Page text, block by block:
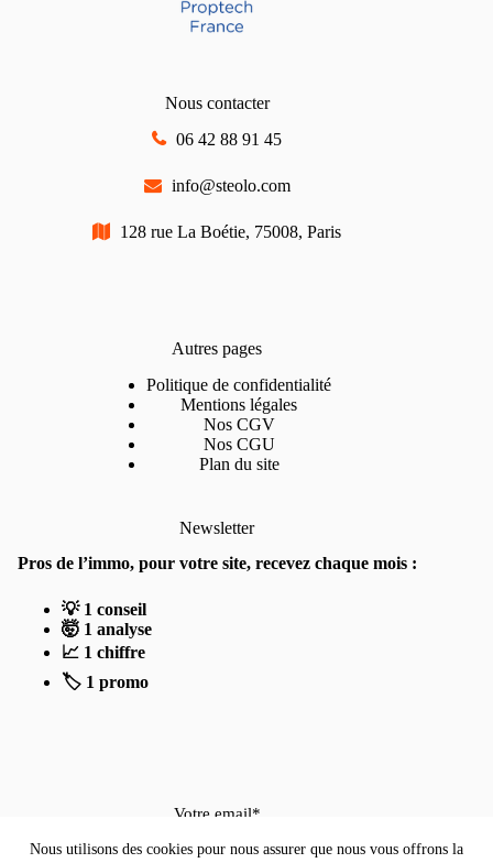
Nous utilisons des cookies pour nous assurer que nous vous offrons la
Nous contacter
06 42 88 91 45
info@steolo.com
128 rue La Boétie, 75008, Paris
Autres pages
Politique de confidentialité
Mentions légales
Nos CGV
Nos CGU
Plan du site
Newsletter
Pros de l’immo, pour votre site, recevez chaque mois :
💡 1 conseil
🤯 1 analyse
📈 1 chiffre
🏷️ 1 promo
Votre email*